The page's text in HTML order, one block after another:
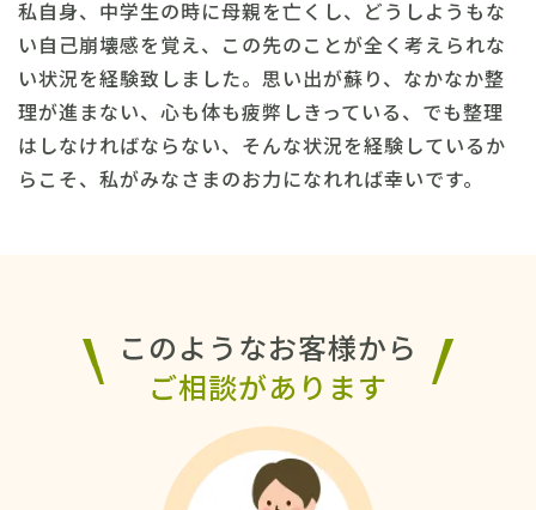
私自身、中学生の時に母親を亡くし、どうしようもな
い自己崩壊感を覚え、この先のことが全く考えられな
い状況を経験致しました。思い出が蘇り、なかなか整
理が進まない、心も体も疲弊しきっている、でも整理
はしなければならない、そんな状況を経験しているか
らこそ、私がみなさまのお力になれれば幸いです。
このようなお客様から
ご相談があります